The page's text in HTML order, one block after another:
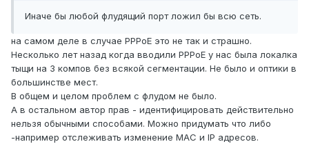
Иначе бы любой флудящий порт ложил бы всю сеть.
на самом деле в случае PPPoE это не так и страшно.
Несколько лет назад когда вводили PPPоE у нас была локалка
тыщи на 3 компов без всякой сегментации. Не было и оптики в
большинстве мест.
В общем и целом проблем с флудом не было.
А в остальном автор прав - идентифицировать действительно
нельзя обычными способами. Можно придумать что либо
-например отслеживать изменение MAC и IP адресов.